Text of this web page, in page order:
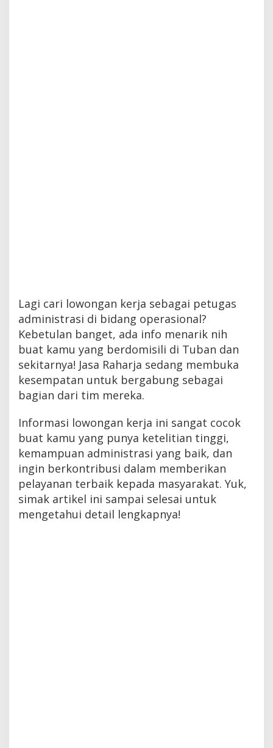
Lagi cari lowongan kerja sebagai petugas
administrasi di bidang operasional?
Kebetulan banget, ada info menarik nih
buat kamu yang berdomisili di Tuban dan
sekitarnya! Jasa Raharja sedang membuka
kesempatan untuk bergabung sebagai
bagian dari tim mereka.
Informasi lowongan kerja ini sangat cocok
buat kamu yang punya ketelitian tinggi,
kemampuan administrasi yang baik, dan
ingin berkontribusi dalam memberikan
pelayanan terbaik kepada masyarakat. Yuk,
simak artikel ini sampai selesai untuk
mengetahui detail lengkapnya!